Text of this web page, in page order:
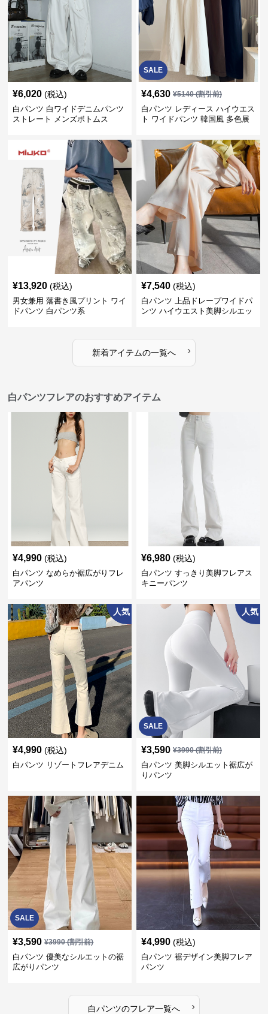
¥6,020 (税込)
白パンツ 白ワイドデニムパンツ
ストレート メンズボトムス
SALE
¥4,630 ¥5140(割引前)
白パンツ レディース ハイウエス
ト ワイドパンツ 韓国風 多色展
¥13,920 (税込)
男女兼用 落書き風プリント ワイ
ドパンツ 白パンツ系
¥7,540 (税込)
白パンツ 上品ドレープワイドパ
ンツ ハイウエスト美脚シルエッ
新着アイテムの一覧へ ›
白パンツフレアのおすすめアイテム
¥4,990 (税込)
白パンツ なめらか裾広がりフレ
アパンツ
¥6,980 (税込)
白パンツ すっきり美脚フレアス
キニーパンツ
人気
¥4,990 (税込)
白パンツ リゾートフレアデニム
SALE
人気
¥3,590 ¥3990(割引前)
白パンツ 美脚シルエット裾広が
りパンツ
SALE
¥3,590 ¥3990(割引前)
白パンツ 優美なシルエットの裾
広がりパンツ
¥4,990 (税込)
白パンツ 裾デザイン美脚フレア
パンツ
白パンツのフレア一覧へ ›